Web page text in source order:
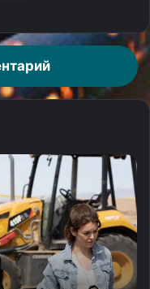
с